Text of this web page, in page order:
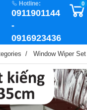
Hotline:
0911901144
-
0916923436
0
Window Wiper Set